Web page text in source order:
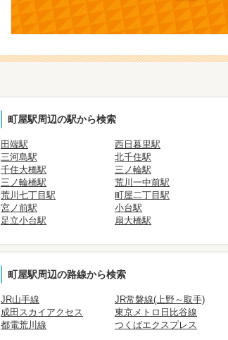
町屋駅周辺の駅から検索
田端駅 西日暮里駅
三河島駅
北千住駅
千住大橋駅
三ノ輪駅
三ノ輪橋駅
荒川一中前駅
荒川七丁目駅
町屋二丁目駅
宮ノ前駅
小台駅
足立小台駅
扇大橋駅
町屋駅周辺の路線から検索
JR山手線 JR常磐線(上野～取手)
成田スカイアクセス
東京メトロ日比谷線
都電荒川線
つくばエクスプレス